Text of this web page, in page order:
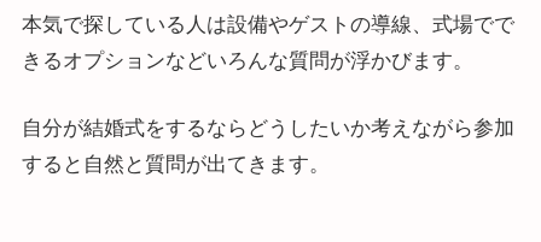
本気で探している人は設備やゲストの導線、式場でで
きるオプションなどいろんな質問が浮かびます。
自分が結婚式をするならどうしたいか考えながら参加
すると自然と質問が出てきます。